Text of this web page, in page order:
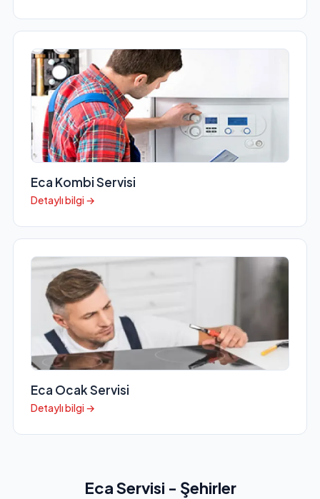
Eca Kombi Servisi
Detaylı bilgi →
Eca Ocak Servisi
Detaylı bilgi →
Eca Servisi - Şehirler